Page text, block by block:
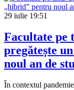
29 iulie 19:51
Facultate pe
pregătește
noul an de
În contextul